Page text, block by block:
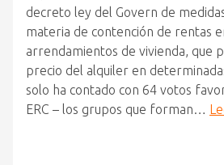
decreto ley del Govern de
materia de contención de rentas
arrendamientos de vivienda, que
precio del alquiler en
solo ha contado con 64 votos
ERC – los grupos que forman…